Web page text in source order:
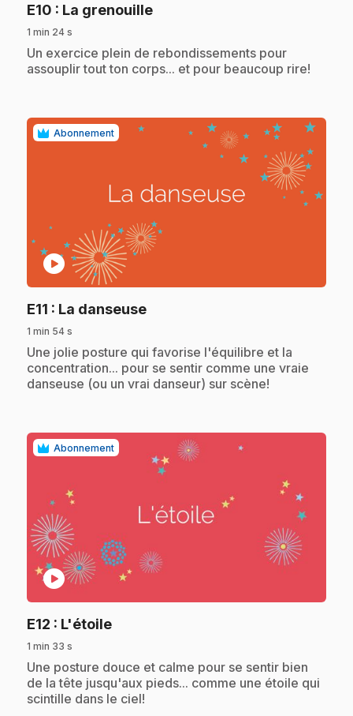
E10 : La grenouille.
1 min 24 s
.Un exercice plein de rebondissements pour
assouplir tout ton corps... et pour beaucoup rire!
Abonnement
play_circle
E11 : La danseuse.
1 min 54 s
.Une jolie posture qui favorise l'équilibre et la
concentration... pour se sentir comme une vraie
danseuse (ou un vrai danseur) sur scène!
Abonnement
play_circle
E12 : L'étoile.
1 min 33 s
.Une posture douce et calme pour se sentir bien
de la tête jusqu'aux pieds... comme une étoile qui
scintille dans le ciel!